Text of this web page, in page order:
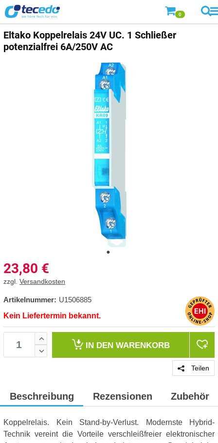
0
Eltako Koppelrelais 24V UC. 1 Schließer
potenzialfrei 6A/250V AC
23,80 €
zzgl. Versandkosten
Artikelnummer: U1506885
Kein Liefertermin bekannt.
IN DEN WARENKORB
Teilen
Beschreibung Rezensionen Zubehör
Koppelrelais. Kein Stand-by-Verlust. Modernste Hybrid-
Technik vereint die Vorteile verschleißfreier elektronischer